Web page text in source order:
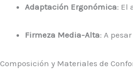
Adaptación Ergonómica: El
Firmeza Media-Alta: A
Composición y Materiales de